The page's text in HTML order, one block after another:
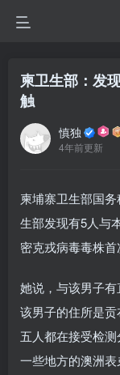
柬卫生部：发
触
慎独
4年前更新
柬埔寨卫生部国
生部发现有5人与
密克戎病毒毒株首
她说，与该男子
该男子的住所是
五人都在接受检
一些地方的澳洲